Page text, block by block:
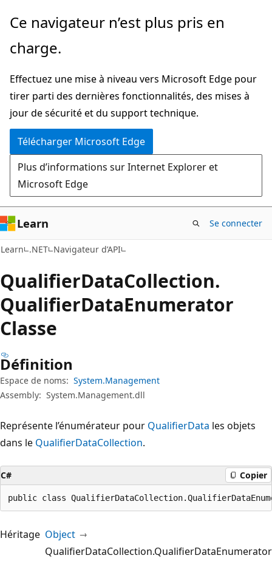
Passer
directement
au
principal
Passer
la
dans
la
page
Ce navigateur n’est plus pris en
charge.
Effectuez une mise à niveau vers Microsoft Edge pour
tirer parti des dernières fonctionnalités, des mises à
jour de sécurité et du support technique.
Télécharger Microsoft Edge
Plus d’informations sur Internet Explorer et
Microsoft Edge
Learn Se connecter
Learn .NET Navigateur d’API
QualifierDataCollection.
QualifierDataEnumerator
Classe
Définition
Espace de noms: System.Management
Assembly: System.Management.dll
Représente l’énumérateur pour QualifierData les objets
dans le QualifierDataCollection.
C# Copier
public class
Héritage Object
QualifierDataCollection.QualifierDataEnumerator